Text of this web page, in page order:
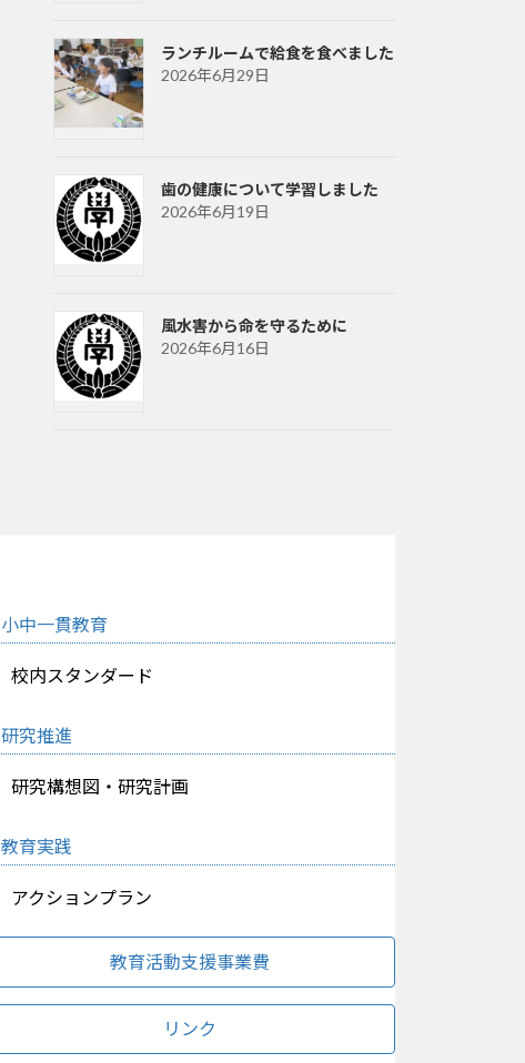
ランチルームで給食を食べました
2026年6月29日
歯の健康について学習しました
2026年6月19日
風水害から命を守るために
2026年6月16日
小中一貫教育
校内スタンダード
研究推進
研究構想図・研究計画
教育実践
アクションプラン
教育活動支援事業費
リンク